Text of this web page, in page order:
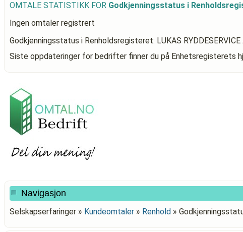
OMTALE STATISTIKK FOR Godkjenningsstatus i
Ingen omtaler registrert
Godkjenningsstatus i Renholdsregisteret: LUKAS RYDDESERVICE
Siste oppdateringer for bedrifter finner du på Enhetsregisterets
Navigasjon
Selskapserfaringer » Kundeomtaler » Renhold »